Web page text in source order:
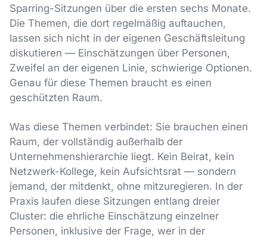
Sparring-Sitzungen über die ersten sechs Monate.
Die Themen, die dort regelmäßig auftauchen,
lassen sich nicht in der eigenen Geschäftsleitung
diskutieren — Einschätzungen über Personen,
Zweifel an der eigenen Linie, schwierige Optionen.
Genau für diese Themen braucht es einen
geschützten Raum.
Was diese Themen verbindet: Sie brauchen einen
Raum, der vollständig außerhalb der
Unternehmenshierarchie liegt. Kein Beirat, kein
Netzwerk-Kollege, kein Aufsichtsrat — sondern
jemand, der mitdenkt, ohne mitzuregieren. In der
Praxis laufen diese Sitzungen entlang dreier
Cluster: die ehrliche Einschätzung einzelner
Personen, inklusive der Frage, wer in der